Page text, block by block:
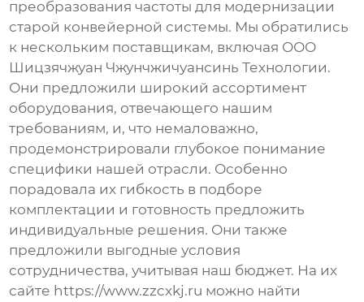
преобразования частоты для модернизации
старой конвейерной системы. Мы обратились
к нескольким поставщикам, включая ООО
Шицзячжуан Чжунчжичуансинь Технологии.
Они предложили широкий ассортимент
оборудования, отвечающего нашим
требованиям, и, что немаловажно,
продемонстрировали глубокое понимание
специфики нашей отрасли. Особенно
порадовала их гибкость в подборе
комплектации и готовность предложить
индивидуальные решения. Они также
предложили выгодные условия
сотрудничества, учитывая наш бюджет. На их
сайте https://www.zzcxkj.ru можно найти